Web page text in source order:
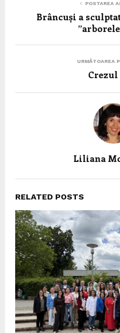
POSTAREA
Brâncuși a
URMĂTOAREA
Crezul
Liliana
RELATED POSTS